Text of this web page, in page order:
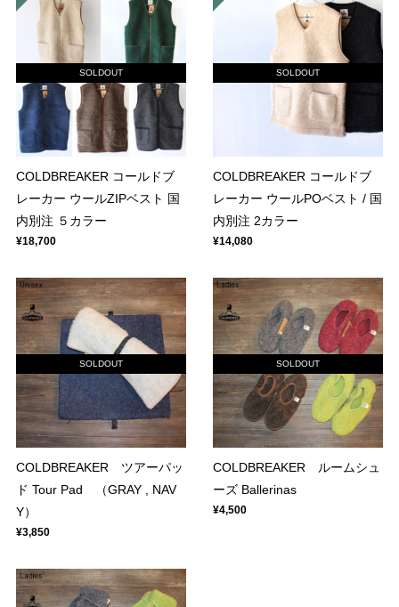
SOLDOUT
COLDBREAKER コールドブ
レーカー ウールZIPベスト 国
内別注 ５カラー
¥18,700
SOLDOUT
COLDBREAKER コールドブ
レーカー ウールPOベスト / 国
内別注 2カラー
¥14,080
SOLDOUT
COLDBREAKER ツアーパッ
ド Tour Pad （GRAY , NAV
Y）
¥3,850
SOLDOUT
COLDBREAKER ルームシュ
ーズ Ballerinas
¥4,500